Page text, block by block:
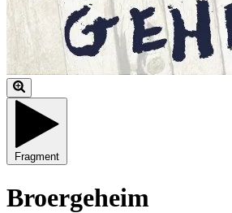
Fragment
Broergeheim